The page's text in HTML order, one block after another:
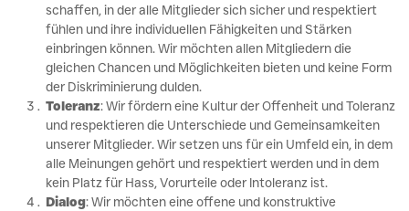
schaffen, in der alle Mitglieder sich sicher und respektiert
fühlen und ihre individuellen Fähigkeiten und Stärken
einbringen können. Wir möchten allen Mitgliedern die
gleichen Chancen und Möglichkeiten bieten und keine Form
der Diskriminierung dulden.
Toleranz: Wir fördern eine Kultur der Offenheit und Toleranz
und respektieren die Unterschiede und Gemeinsamkeiten
unserer Mitglieder. Wir setzen uns für ein Umfeld ein, in dem
alle Meinungen gehört und respektiert werden und in dem
kein Platz für Hass, Vorurteile oder Intoleranz ist.
Dialog: Wir möchten eine offene und konstruktive